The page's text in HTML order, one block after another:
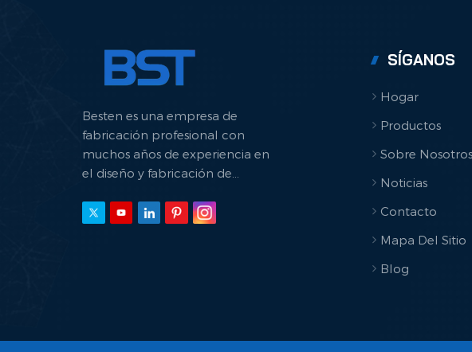
Besten es una empresa de
fabricación profesional con
muchos años de experiencia en
el diseño y fabricación de
SÍGANOS
Hogar
Productos
Sobre Nosotros
Noticias
Contacto
Mapa Del Sitio
Blog